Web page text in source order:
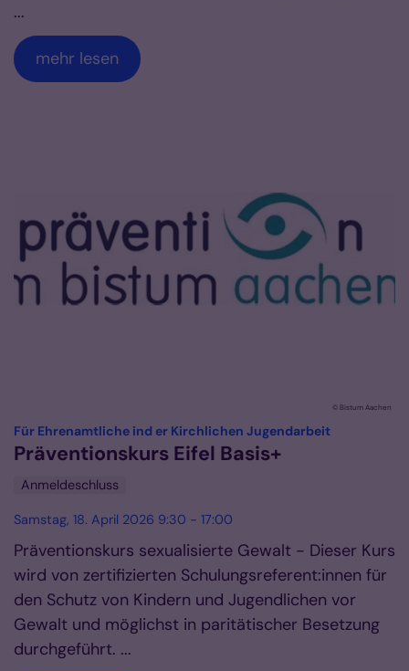
...
mehr lesen
© Bistum Aachen
Für Ehrenamtliche ind er Kirchlichen Jugendarbeit:
Präventionskurs Eifel Basis+
Anmeldeschluss
Samstag, 18. April 2026 9:30 - 17:00
Präventionskurs sexualisierte Gewalt - Dieser Kurs
wird von zertifizierten Schulungsreferent:innen für
den Schutz von Kindern und Jugendlichen vor
Gewalt und möglichst in paritätischer Besetzung
durchgeführt. ...